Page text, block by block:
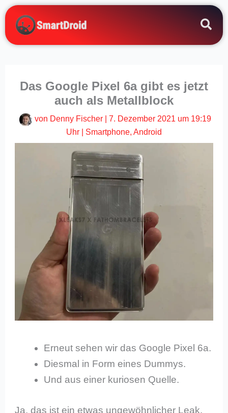
Zum
Inhalt
springen
Das Google Pixel 6a gibt es jetzt
auch als Metallblock
von Denny Fischer
7. Dezember 2021 um 19:19
Uhr
Smartphone, Android
Erneut sehen wir das Google Pixel 6a.
Diesmal in Form eines Dummys.
Und aus einer kuriosen Quelle.
Ja, das ist ein etwas ungewöhnlicher Leak.